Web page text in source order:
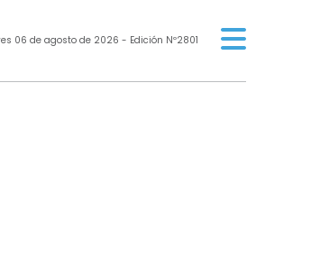
06 de agosto de 2026 - Edición Nº2801